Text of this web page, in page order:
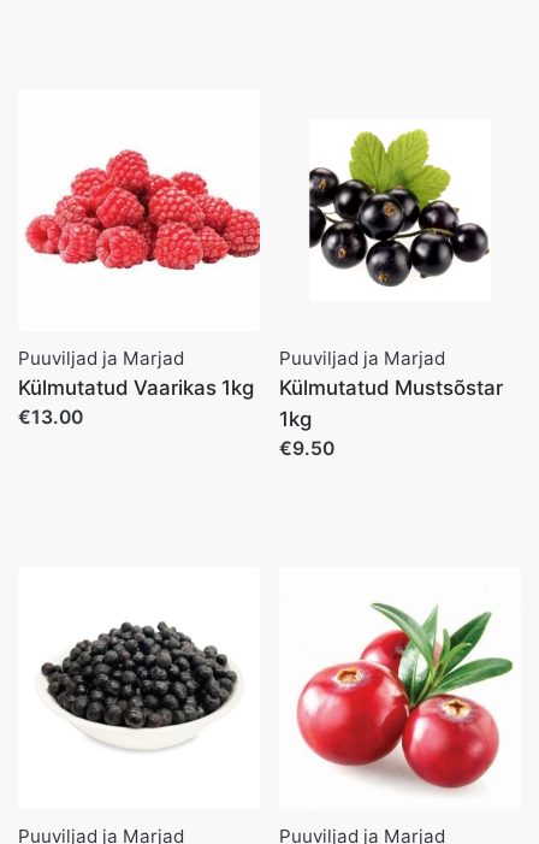
Puuviljad ja Marjad
Külmutatud Vaarikas 1kg
€13.00
Puuviljad ja Marjad
Külmutatud Mustsõstar
1kg
€9.50
Puuviljad ja Marjad Puuviljad ja Marjad